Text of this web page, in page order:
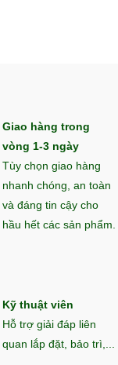
Giao hàng trong
vòng 1-3 ngày
Tùy chọn giao hàng
nhanh chóng, an toàn
và đáng tin cậy cho
hầu hết các sản phẩm.
Kỹ thuật viên
Hỗ trợ giải đáp liên
quan lắp đặt, bảo trì,...